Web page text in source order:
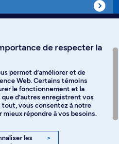
Instagram
YouTube
de respecter la
permet d’améliorer et de
Web. Certains témoins
le fonctionnement et la
d’autres enregistrent vos
vous consentez à notre
répondre à vos besoins.
les
>